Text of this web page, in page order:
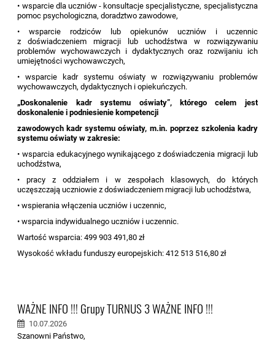
• wsparcie dla uczniów - konsultacje specjalistyczne, specjalistyczna
pomoc psychologiczna, doradztwo zawodowe,
• wsparcie rodziców lub opiekunów uczniów i uczennic
z doświadczeniem migracji lub uchodźstwa w rozwiązywaniu
problemów wychowawczych i dydaktycznych oraz rozwijaniu ich
umiejętności wychowawczych,
• wsparcie kadr systemu oświaty w rozwiązywaniu problemów
wychowawczych, dydaktycznych i opiekuńczych.
„Doskonalenie kadr systemu oświaty”, którego celem jest
doskonalenie i podniesienie kompetencji
zawodowych kadr systemu oświaty, m.in. poprzez szkolenia kadry
systemu oświaty w zakresie:
• wsparcia edukacyjnego wynikającego z doświadczenia migracji lub
uchodźstwa,
• pracy z oddziałem i w zespołach klasowych, do których
uczęszczają uczniowie z doświadczeniem migracji lub uchodźstwa,
• wspierania włączenia uczniów i uczennic,
• wsparcia indywidualnego uczniów i uczennic.
Wartość wsparcia: 499 903 491,80 zł
Wysokość wkładu funduszy europejskich: 412 513 516,80 zł
WAŻNE INFO !!! Grupy TURNUS 3 WAŻNE INFO !!!
10.07.2026
Szanowni Państwo,